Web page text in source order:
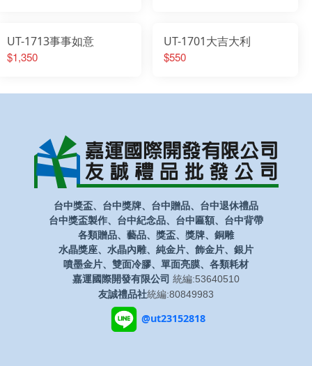
UT-1713事事如意
$1,350
UT-1701大吉大利
$550
台中獎盃、台中獎牌、台中贈品、台中退休禮品
台中獎盃製作、台中紀念品、台中匾額、台中背帶
各類贈品、藝品、獎盃、獎牌、銅雕
水晶獎座、水晶內雕、純金片、飾金片、銀片
噴墨金片、雙面冷膠、單面亮膜、各類耗材
嘉運國際開發有限公司 統編:53640510
友誠禮品社統編:80849983
@ut23152818